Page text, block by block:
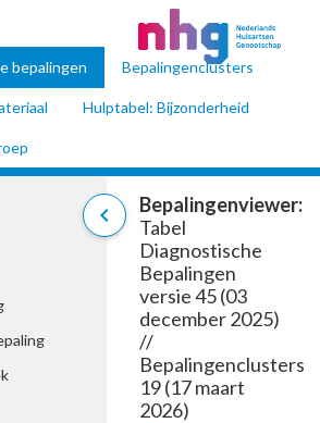
bepalingen Bepalingenclusters
Hulptabel: Bijzonderheid
chevron_left
Bepalingenviewer:
Tabel
Diagnostische
Bepalingen
versie 45 (03
december 2025)
//
Bepalingenclusters
19 (17 maart
2026)